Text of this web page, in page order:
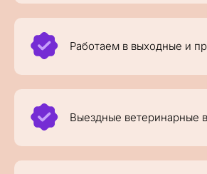
Работаем в выходные и
Выездные ветеринарные